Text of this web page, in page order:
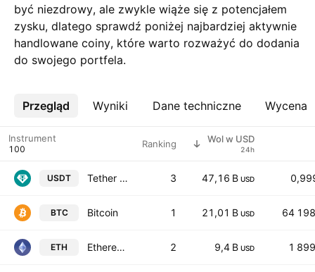
być niezdrowy, ale zwykle wiąże się z potencjałem
zysku, dlatego sprawdź poniżej najbardziej aktywnie
handlowane coiny, które warto rozważyć do dodania
do swojego portfela.
Przegląd Wyniki Dane techniczne Wycena
Więcej
Instrument Ranking Wol w USD
24h
USDT Tether USDt 3 47,16 B USD
BTC Bitcoin 1 21,01 B USD 64
ETH Ethereum 2 9,4 B USD 1